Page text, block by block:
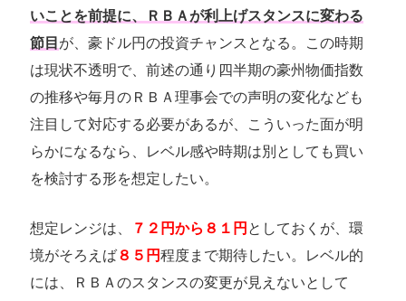
いことを前提に、ＲＢＡが利上げスタンスに変わる
節目 が、豪ドル円の投資チャンスとなる。この時期
は現状不透明で、前述の通り四半期の豪州物価指数
の推移や毎月のＲＢＡ理事会での声明の変化なども
注目して対応する必要があるが、こういった面が明
らかになるなら、レベル感や時期は別としても買い
を検討する形を想定したい。
想定レンジは、 ７２円から８１円 としておくが、環
境がそろえば８５円程度まで期待したい。レベル的
には、ＲＢＡのスタンスの変更が見えないとして